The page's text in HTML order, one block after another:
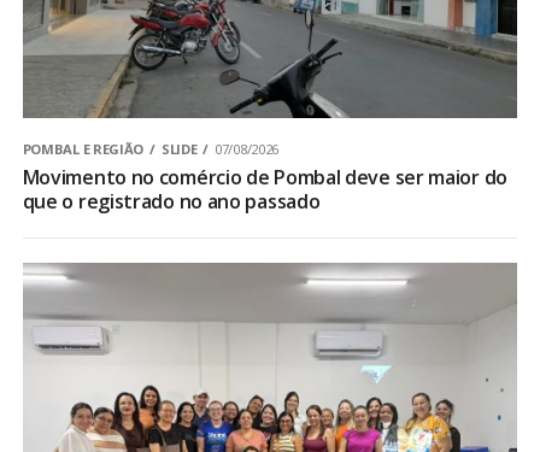
POMBAL E REGIÃO SLIDE 07/08/2026
Movimento no comércio de Pombal deve ser maior do
que o registrado no ano passado